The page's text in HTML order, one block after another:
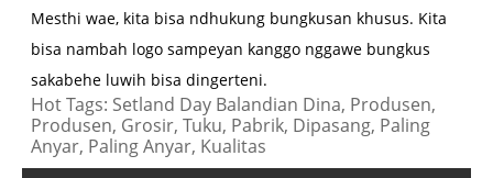
Mesthi wae, kita bisa ndhukung bungkusan khusus. Kita
bisa nambah logo sampeyan kanggo nggawe bungkus
sakabehe luwih bisa dingerteni.
Hot Tags: Setland Day Balandian Dina, Produsen,
Produsen, Grosir, Tuku, Pabrik, Dipasang, Paling
Anyar, Paling Anyar, Kualitas